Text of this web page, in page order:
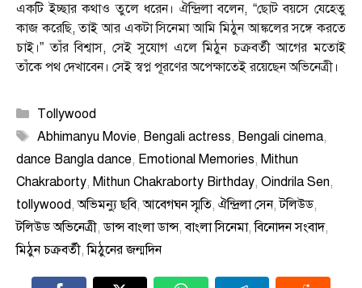
একটি ইচ্ছার কথাও তুলে ধরেন। ঐন্দ্রিলা বলেন, “ছোট বয়সে যেহেতু
কাজ করেছি, তাই আর একটা সিনেমা আমি মিঠুন আঙ্কলের সঙ্গে করতে
চাই।” তাঁর বিশ্বাস, সেই সুযোগ এলে মিঠুন চক্রবর্তী আগের মতোই
তাঁকে পথ দেখাবেন। সেই স্বপ্ন পূরণের অপেক্ষাতেই রয়েছেন অভিনেত্রী।
Categories
Tollywood
Tags
Abhimanyu Movie, Bengali actress, Bengali cinema,
dance Bangla dance, Emotional Memories, Mithun
Chakraborty, Mithun Chakraborty Birthday, Oindrila Sen,
tollywood,অভিমন্যু ছবি,আবেগঘন স্মৃতি, ঐন্দ্রিলা সেন,টলিউড,
টলিউড অভিনেত্রী,ডান্স বাংলা ডান্স,বাংলা সিনেমা,বিনোদন সংবাদ,
মিঠুন চক্রবর্তী,মিঠুনের জন্মদিন